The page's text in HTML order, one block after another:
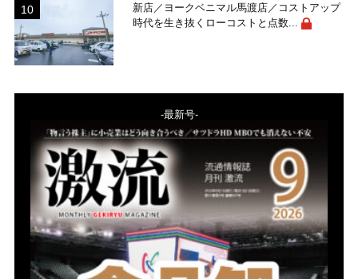
新店／ヨークベニマル馬渡店／コストアップ
時代を生き抜くローコストと点数...
-最新号-